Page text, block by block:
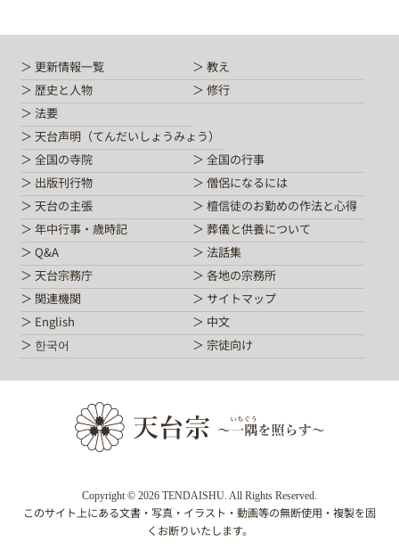
更新情報一覧
教え
歴史と人物
修行
法要
天台声明（てんだいしょうみょう）
全国の寺院
全国の行事
出版刊行物
僧侶になるには
天台の主張
檀信徒のお勤めの作法と心得
年中行事・歳時記
葬儀と供養について
Q&A
法話集
天台宗務庁
各地の宗務所
関連機関
サイトマップ
English
中文
한국어
宗徒向け
Copyright © 2026 TENDAISHU. All Rights Reserved.
このサイト上にある文書・写真・イラスト・動画等の無断使用・複製を固
くお断りいたします。